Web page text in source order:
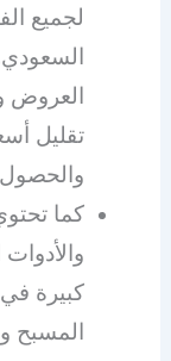
لجميع
العروض
تقليل
كما
كبيرة
المسبح